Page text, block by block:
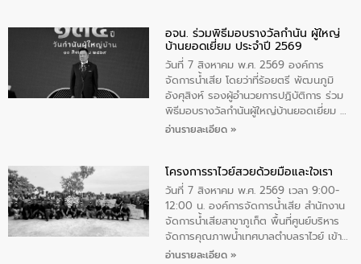
ทิพย์คำ รองผู้ว่าราชการจังหวัดมุกดาหาร
เป็นประธานในพิธี ณ เรือนจําชั่วคราวนาโสก
ตําบลนาโสก อําเภอเมืองมุกดาหาร จังหวัด
มุกดาหาร โดยในกิจกรรมได้ร่วมปลูกป่า และ
ทําความสะอาดภายในบริเวณ จัดกิจกรรม
เพื่อถวายเป็นพระราชกุศล สมเด็จพระนาง
เจ้าสิริกิติ์พระบรมราชินีนาถ พระบรมราช
อจน. ร่วมพิธีมอบรางวัลกำนัน ผู้ใหญ่
บ้านยอดเยี่ยม ประจำปี 2569
วันที่ 7 สิงหาคม พ.ศ. 2569 องค์การ
จัดการน้ำเสีย โดยว่าที่ร้อยตรี พัฒนภูมิ
อังศุสิงห์ รองผู้อำนวยการปฏิบัติการ ร่วม
พิธีมอบรางวัลกำนันผู้ใหญ่บ้านยอดเยี่ยม ณ
ทำเนียบรัฐบาล โดยมีนายอนุทิน ชาญวีรกูล
ทองคำและประกาศเกียรติคุณให้แก่ กำนัน
ผู้ใหญ่บ้านยอดเยี่ยม พร้อมกล่าวชื่นชม ให้
โอวาท และมอบนโยบาย
อ่านรายละเอียด »
โครงการราไวย์สวยด้วยมือและใจเรา
วันที่ 7 สิงหาคม พ.ศ. 2569 เวลา 9:00-
12:00 น. องค์การจัดการน้ำเสีย สำนักงาน
จัดการน้ำเสียสาขาภูเก็ต พื้นที่ศูนย์บริหาร
จัดการคุณภาพน้ำเทศบาลตำบลราไวย์ เข้า
ร่วมโครงการราไวย์สวยด้วยมือและใจเรา
อ่านรายละเอียด »